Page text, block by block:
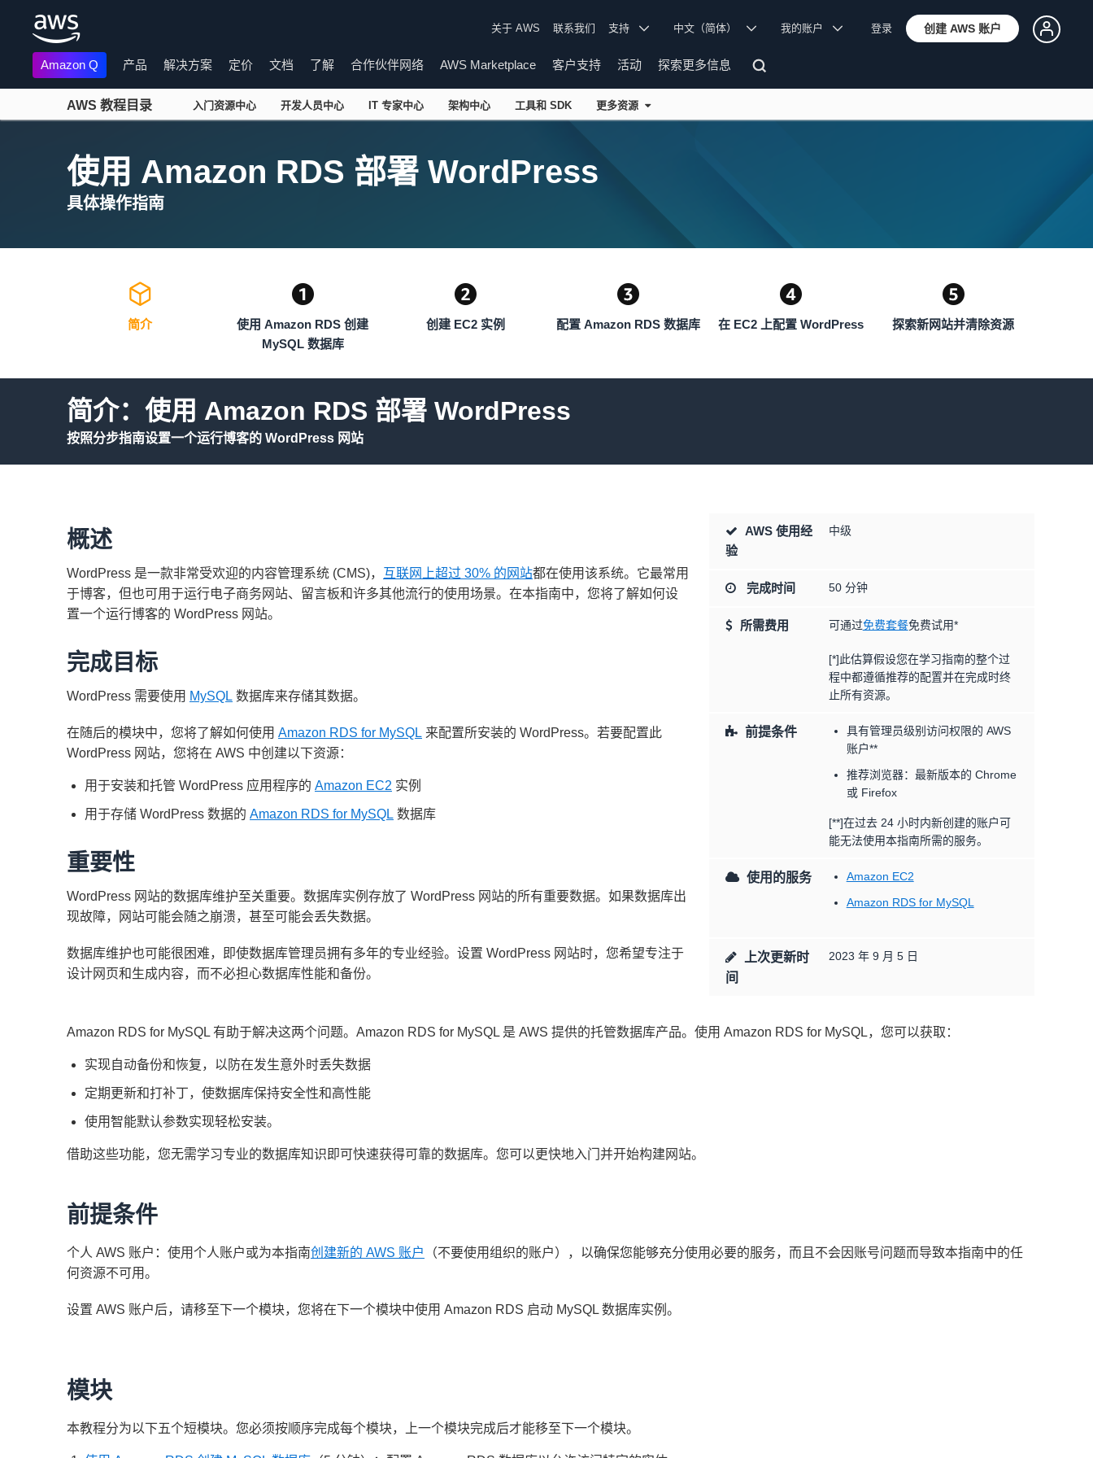
关于 AWS 联系我们 支持 中文（简体） 我的账户 登录 创建 AWS 账户
Amazon Q 产品 解决方案 定价 文档 了解 合作伙伴网络 AWS Marketplace 客户支持 活动 探索更多信息
AWS 教程目录 入门资源中心 开发人员中心 IT 专家中心 架构中心 工具和 SDK 更多资源
使用 Amazon RDS 部署 WordPress
具体操作指南
简介
使用 Amazon RDS 创建
MySQL 数据库
创建 EC2 实例 配置 Amazon RDS 数据库 在 EC2 上配置 WordPress 探索新网站并清除资源
简介：使用 Amazon RDS 部署 WordPress
按照分步指南设置一个运行博客的 WordPress 网站
概述
WordPress 是一款非常受欢迎的内容管理系统 (CMS)， 互联网上超过 30% 的网站都在使用该系统。它最常用
于博客，但也可用于运行电子商务网站、留言板和许多其他流行的使用场景。在本指南中，您将了解如何设
置一个运行博客的 WordPress 网站。
完成目标
WordPress 需要使用 MySQL 数据库来存储其数据。
在随后的模块中，您将了解如何使用 Amazon RDS for MySQL 来配置所安装的 WordPress。若要配置此
WordPress 网站，您将在 AWS 中创建以下资源：
用于安装和托管 WordPress 应用程序的 Amazon EC2 实例
用于存储 WordPress 数据的 Amazon RDS for MySQL 数据库
重要性
WordPress 网站的数据库维护至关重要。数据库实例存放了 WordPress 网站的所有重要数据。如果数据库出
现故障，网站可能会随之崩溃，甚至可能会丢失数据。
数据库维护也可能很困难，即使数据库管理员拥有多年的专业经验。设置 WordPress 网站时，您希望专注于
设计网页和生成内容，而不必担心数据库性能和备份。
AWS 使用经
验
中级
完成时间 50 分钟
所需费用 可通过免费套餐免费试用*
[*]此估算假设您在学习指南的整个过
程中都遵循推荐的配置并在完成时终
止所有资源。
前提条件
具有管理员级别访问权限的 AWS
账户**
推荐浏览器：最新版本的 Chrome
或 Firefox
[**]在过去 24 小时内新创建的账户可
能无法使用本指南所需的服务。
使用的服务
Amazon EC2
Amazon RDS for MySQL
上次更新时
间
2023 年 9 月 5 日
Amazon RDS for MySQL 有助于解决这两个问题。Amazon RDS for MySQL 是 AWS 提供的托管数据库产品。使用 Amazon RDS for MySQL，您可以获取：
实现自动备份和恢复，以防在发生意外时丢失数据
定期更新和打补丁，使数据库保持安全性和高性能
使用智能默认参数实现轻松安装。
借助这些功能，您无需学习专业的数据库知识即可快速获得可靠的数据库。您可以更快地入门并开始构建网站。
前提条件
个人 AWS 账户：使用个人账户或为本指南创建新的 AWS 账户
（不要使用组织的账户），以确保您能够充分使用必要的服务，而且不会因账号问题而导致本指南中的任
何资源不可用。
设置 AWS 账户后，请移至下一个模块，您将在下一个模块中使用 Amazon RDS 启动 MySQL 数据库实例。
模块
本教程分为以下五个短模块。您必须按顺序完成每个模块，上一个模块完成后才能移至下一个模块。